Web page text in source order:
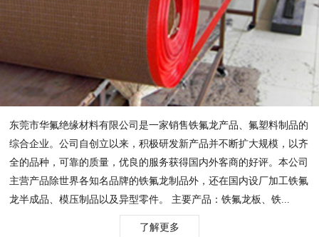
东莞市华氟绝缘材料有限公司是一家销售铁氟龙产品、氟塑料制品的
综合企业。公司自创立以来，积极研发新产品并不断扩大规模，以齐
全的品种，可靠的质量，优良的服务获得国内外客商的好评。本公司
主营产品除世界各知名品牌的铁氟龙制品外，还在国内设厂加工铁氟
龙半成品、模压制品以及异型零件。 主要产品：铁氟龙板、铁...
了解更多